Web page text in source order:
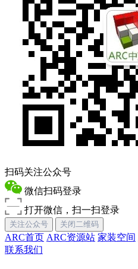
扫码关注公众号
微信扫码登录
打开微信，扫一扫登录
关注公众号 关闭二维码
ARC首页 ARC资源站 家装空间
联系我们